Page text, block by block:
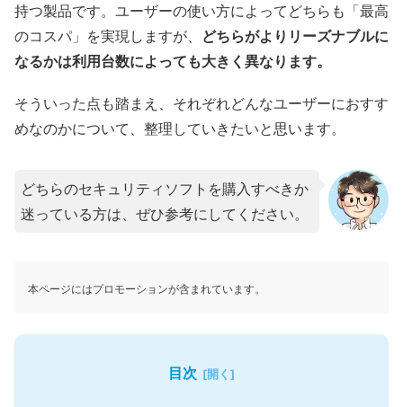
持つ製品です。ユーザーの使い方によってどちらも「最高
のコスパ」を実現しますが、 どちらがよりリーズナブルに
なるかは利用台数によっても大きく異なります。
そういった点も踏まえ、それぞれどんなユーザーにおすす
めなのかについて、整理していきたいと思います。
どちらのセキュリティソフトを購入すべきか
迷っている方は、ぜひ参考にしてください。
本ページにはプロモーションが含まれています。
目次